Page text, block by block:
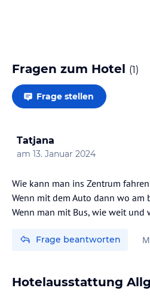
Fragen zum Hotel (1)
Frage stellen
Tatjana
am 13. Januar 2024
Wie kann man ins Zentrum
Wenn mit dem Auto dann wo am
Wenn man mit Bus, wie weit und
Frage beantworten
Hotelausstattung